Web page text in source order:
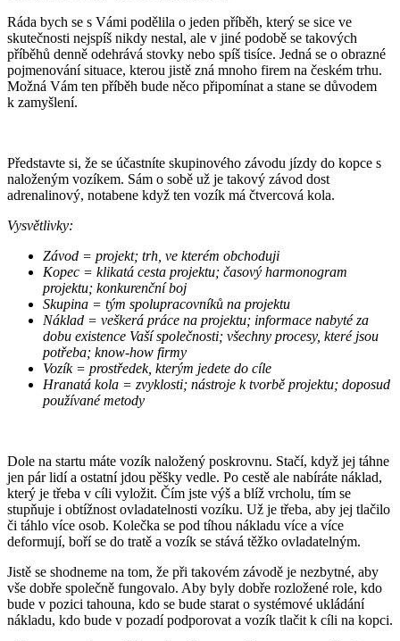
Ráda bych se s Vámi podělila o jeden příběh, který se sice ve
skutečnosti nejspíš nikdy nestal, ale v jiné podobě se takových
příběhů denně odehrává stovky nebo spíš tisíce. Jedná se o obrazné
pojmenování situace, kterou jistě zná mnoho firem na českém trhu.
Možná Vám ten příběh bude něco připomínat a stane se důvodem
k zamyšlení.
Představte si, že se účastníte skupinového závodu jízdy do kopce s
naloženým vozíkem. Sám o sobě už je takový závod dost
adrenalinový, notabene když ten vozík má čtvercová kola.
Vysvětlivky:
Závod = projekt; trh, ve kterém obchoduji
Kopec = klikatá cesta projektu; časový harmonogram
projektu; konkurenční boj
Skupina = tým spolupracovníků na projektu
Náklad = veškerá práce na projektu; informace nabyté za
dobu existence Vaší společnosti; všechny procesy, které jsou
potřeba; know-how firmy
Vozík = prostředek, kterým jedete do cíle
Hranatá kola = zvyklosti; nástroje k tvorbě projektu; doposud
používané metody
Dole na startu máte vozík naložený poskrovnu. Stačí, když jej táhne
jen pár lidí a ostatní jdou pěšky vedle. Po cestě ale nabíráte náklad,
který je třeba v cíli vyložit. Čím jste výš a blíž vrcholu, tím se
stupňuje i obtížnost ovladatelnosti vozíku. Už je třeba, aby jej tlačilo
či táhlo více osob. Kolečka se pod tíhou nákladu více a více
deformují, boří se do tratě a vozík se stává těžko ovladatelným.
Jistě se shodneme na tom, že při takovém závodě je nezbytné, aby
vše dobře společně fungovalo. Aby byly dobře rozložené role, kdo
bude v pozici tahouna, kdo se bude starat o systémové ukládání
nákladu, kdo bude v pozadí podporovat a vozík tlačit k cíli na kopci.